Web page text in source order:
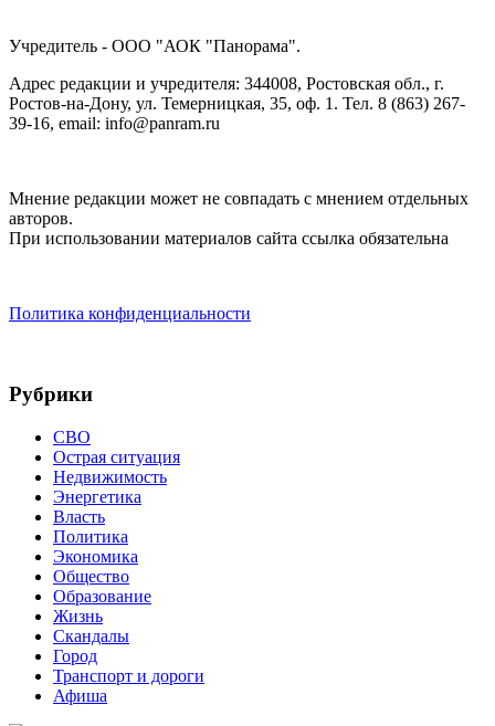
Учредитель - ООО "АОК "Панорама".
Адрес редакции и учредителя: 344008, Ростовская обл., г.
Ростов-на-Дону, ул. Темерницкая, 35, оф. 1. Тел. 8 (863) 267-
39-16, email: info@panram.ru
Мнение редакции может не совпадать с мнением отдельных
авторов.
При использовании материалов сайта ссылка обязательна
Политика конфиденциальности
Рубрики
СВО
Острая ситуация
Недвижимость
Энергетика
Власть
Политика
Экономика
Общество
Образование
Жизнь
Скандалы
Город
Транспорт и дороги
Афиша